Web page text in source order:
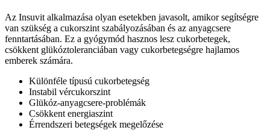
Az Insuvit alkalmazása olyan esetekben javasolt, amikor segítségre
van szükség a cukorszint szabályozásában és az anyagcsere
fenntartásában. Ez a gyógymód hasznos lesz cukorbetegek,
csökkent glükóztoleranciában vagy cukorbetegségre hajlamos
emberek számára.
Különféle típusú cukorbetegség
Instabil vércukorszint
Glükóz-anyagcsere-problémák
Csökkent energiaszint
Érrendszeri betegségek megelőzése